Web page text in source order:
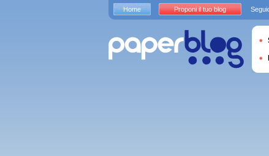
Home Proponi il tuo blog